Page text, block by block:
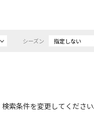
シーズン 指定しない
索条件を変更してください